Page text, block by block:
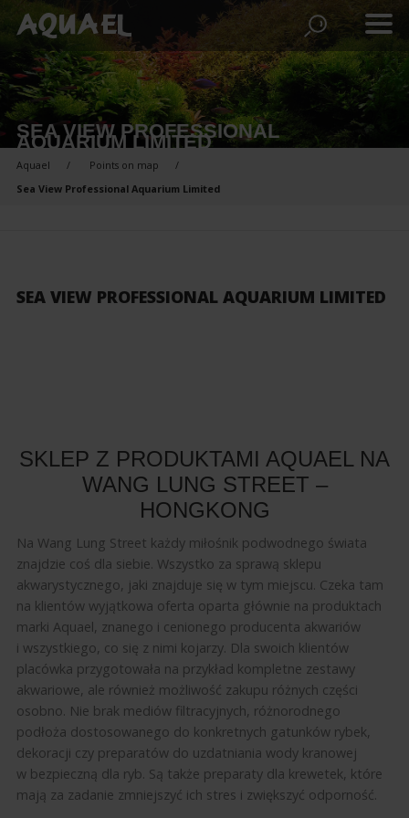
SEA VIEW PROFESSIONAL
AQUARIUM LIMITED
Aquael
Points on map
Sea View Professional Aquarium Limited
SEA VIEW PROFESSIONAL AQUARIUM LIMITED
SKLEP Z PRODUKTAMI AQUAEL NA
WANG LUNG STREET –
HONGKONG
Na Wang Lung Street każdy miłośnik podwodnego świata
znajdzie coś dla siebie. Wszystko za sprawą sklepu
akwarystycznego, jaki znajduje się w tym miejscu. Czeka tam
na klientów wyjątkowa oferta oparta głównie na produktach
marki Aquael, znanego i cenionego producenta akwariów
i wszystkiego, co się z nimi kojarzy. Dla swoich klientów
placówka przygotowała na przykład kompletne zestawy
akwariowe, ale również możliwość zakupu różnych części
osobno. Nie brak mediów filtracyjnych, różnorodnego
podłoża dostosowanego do konkretnych gatunków rybek,
dekoracji czy preparatów do uzdatniania wody kranowej
w bezpieczną dla ryb. Są także preparaty dla krewetek, które
mają za zadanie zmniejszyć ich stres i zwiększyć odporność.